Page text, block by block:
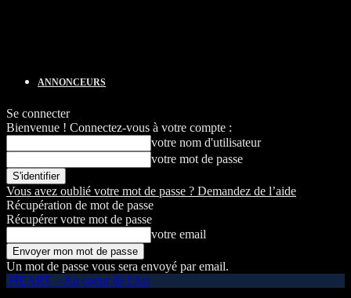
ANNONCEURS
Se connecter
Bienvenue ! Connectez-vous à votre compte :
votre nom d'utilisateur
votre mot de passe
Vous avez oublié votre mot de passe ? Demandez de l’aide
Récupération de mot de passe
Récupérer votre mot de passe
votre email
Un mot de passe vous sera envoyé par email.
HEART – Au coeur de l'Art